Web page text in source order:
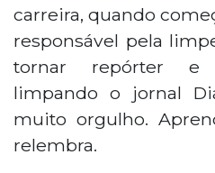
carreira, quando
responsável pela
tornar repórter e
limpando o jornal
muito orgulho.
relembra.